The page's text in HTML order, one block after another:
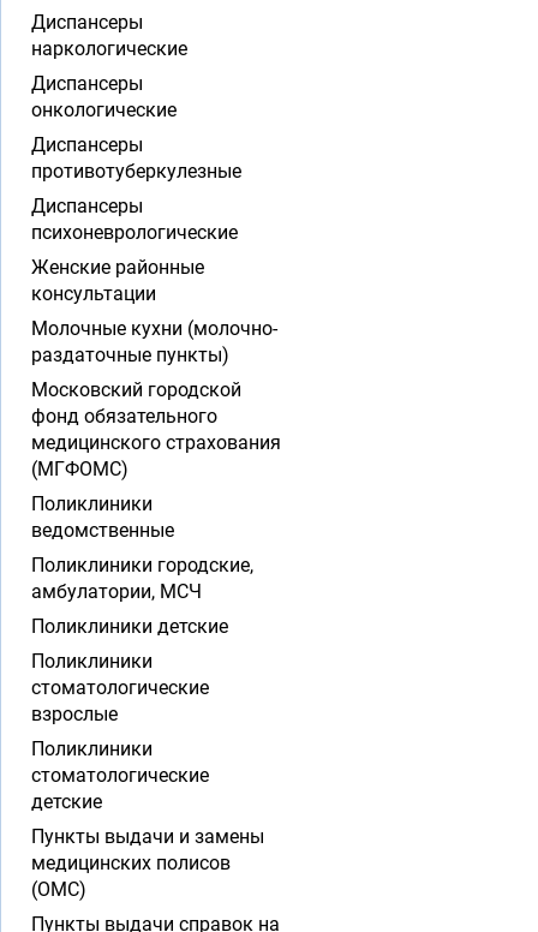
Диспансеры
наркологические
Диспансеры
онкологические
Диспансеры
противотуберкулезные
Диспансеры
психоневрологические
Женские районные
консультации
Молочные кухни (молочно-
раздаточные пункты)
Московский городской
фонд обязательного
медицинского страхования
(МГФОМС)
Поликлиники
ведомственные
Поликлиники городские,
амбулатории, МСЧ
Поликлиники детские
Поликлиники
стоматологические
взрослые
Поликлиники
стоматологические
детские
Пункты выдачи и замены
медицинских полисов
(ОМС)
Пункты выдачи справок на